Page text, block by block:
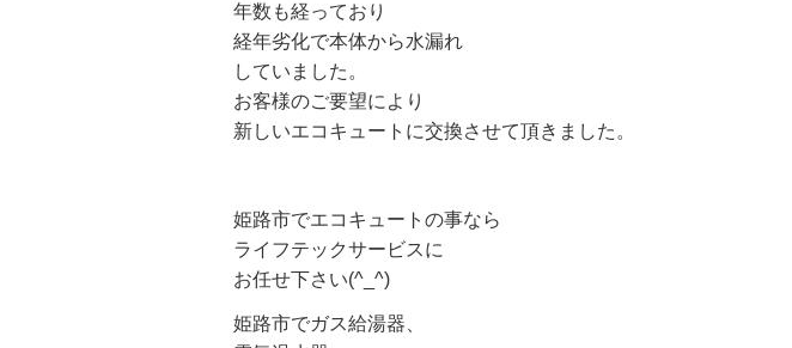
年数も経っており
経年劣化で本体から水漏れ
していました。
お客様のご要望により
新しいエコキュートに交換させて頂きました。
姫路市でエコキュートの事なら
ライフテックサービスに
お任せ下さい(^_^)
姫路市でガス給湯器、